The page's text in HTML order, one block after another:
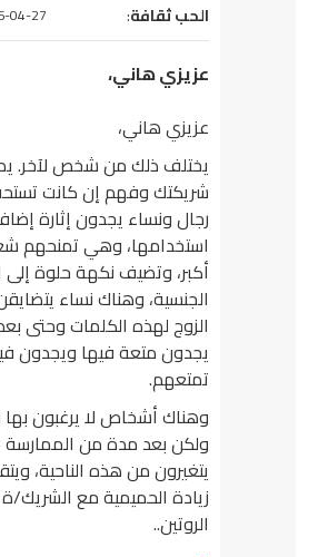
يقول
الحب ثقافة:
2016-04-27
عزيزي هاني،
عزيزي هاني،
يختلف ذلك من شخص لآخر.
شريكتك وفهم إن كانت
رجال ونساء يجدون إثارة
استخدامها، وهي تمنحهم
أكبر، وتضيف نكهة حلوة إلى
الجنسية، وهناك نساء
الزوج لهذه الكلمات وحتى
يجدون متعة فيها ويجدون
تمتعهم.
وهناك أشخاص لا يرغبون بها
ولكن بعد مدة من الممارسة
يتغيرون من هذه الناحية،
زيادة الحميمية مع الشريك/
الروتين..